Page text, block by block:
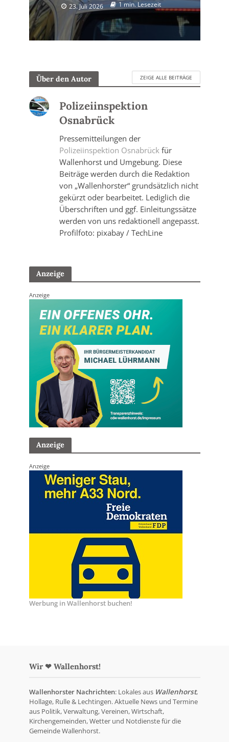
23. Juli 2026 1 min. Lesezeit
Über den Autor ZEIGE ALLE BEITRÄGE
Polizeiinspektion
Osnabrück
Pressemitteilungen der
Polizeiinspektion Osnabrückfür
Wallenhorst und Umgebung. Diese
Beiträge werden durch die Redaktion
von „Wallenhorster“ grundsätzlich nicht
gekürzt oder bearbeitet. Lediglich die
Überschriften und ggf. Einleitungssätze
werden von uns redaktionell angepasst.
Profilfoto: pixabay / TechLine
Anzeige
Anzeige
Anzeige
Anzeige
Werbung in Wallenhorst buchen!
Wir ❤ Wallenhorst!
Wallenhorster Nachrichten: Lokales aus Wallenhorst,
Hollage, Rulle & Lechtingen. Aktuelle News und Termine
aus Politik, Verwaltung, Vereinen, Wirtschaft,
Kirchengemeinden, Wetter und Notdienste für die
Gemeinde Wallenhorst.